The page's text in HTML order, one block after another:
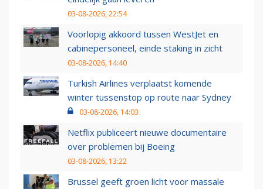
03-08-2026, 22:54
Voorlopig akkoord tussen WestJet en
cabinepersoneel, einde staking in zicht
03-08-2026, 14:40
Turkish Airlines verplaatst komende
winter tussenstop op route naar Sydney
03-08-2026, 14:03
Netflix publiceert nieuwe documentaire
over problemen bij Boeing
03-08-2026, 13:22
Brussel geeft groen licht voor massale